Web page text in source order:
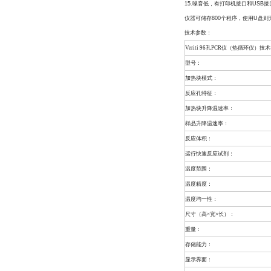
15.噪音低，有打印机接口和USB
仪器可储存800个程序，使用U盘
技术参数：
Veriti 96孔PCR仪（热循环仪）技
型号：
加热块模式：
反应孔特征：
加热块升降温速率：
样品升降温速率：
反应体积：
运行快速反应试剂：
温度范围：
温度精度：
温度均一性：
尺寸（高×宽×长）：
重量：
存储能力：
显示界面：